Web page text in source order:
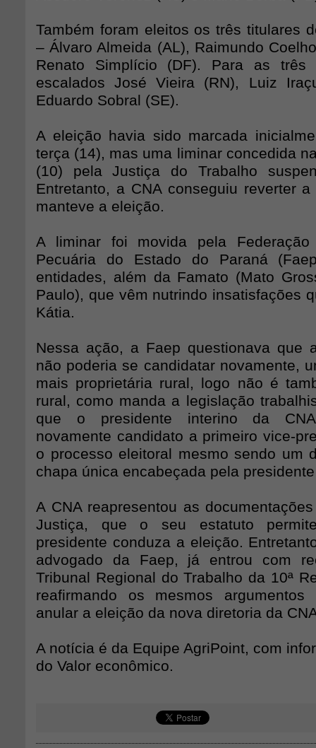
Também foram eleitos os três titulares
– Álvaro Almeida (AL), Raimundo
Renato Simplício (DF). Para as três
escalados José Vieira (RN), Luiz
Eduardo Sobral (SE).
A eleição havia sido marcada
terça (14), mas uma liminar concedida
(10) pela Justiça do Trabalho
Entretanto, a CNA conseguiu reverter
manteve a eleição.
A liminar foi movida pela
Pecuária do Estado do Paraná
entidades, além da Famato (Mato
Paulo), que vêm nutrindo insatisfações
Kátia.
Nessa ação, a Faep questionava que
não poderia se candidatar novamente,
mais proprietária rural, logo não é
rural, como manda a legislação
que o presidente interino da
novamente candidato a primeiro vice-
o processo eleitoral mesmo sendo um
chapa única encabeçada pela
A CNA reapresentou as
Justiça, que o seu estatuto
presidente conduza a eleição.
advogado da Faep, já entrou com
Tribunal Regional do Trabalho da 10ª
reafirmando os mesmos
anular a eleição da nova diretoria da
A notícia é da Equipe AgriPoint, com
do Valor econômico.